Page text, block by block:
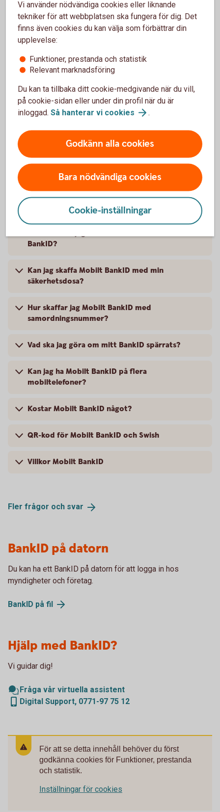
Säkerhet och BankID
Använd aldrig BankID om någon oväntat
kontaktar dig
godkänner
Kontrollera vem eller vilket företag du
Vad är din avsikt – Logga in, signera en
betalning eller ett avtal?
När du betalar eller signerar – kontrollera till
Mobilt BankID – vanliga frågor och
svar
BankID?
Kan jag skaffa Mobilt BankID med min
säkerhetsdosa?
Hur skaffar jag Mobilt BankID med
samordningsnummer?
Vad ska jag göra om mitt BankID spärrats?
Kan jag ha Mobilt BankID på flera
mobiltelefoner?
Kostar Mobilt BankID något?
QR-kod för Mobilt BankID och Swish
Villkor Mobilt BankID
Fler frågor och svar
BankID på datorn
Du kan ha ett BankID på datorn för att logga in hos
myndigheter och företag.
BankID på fil
Hjälp med BankID?
Vi guidar dig!
Fråga vår virtuella assistent
Digital Support, 0771-97 75 12
För att se detta innehåll behöver du först
godkänna cookies för Funktioner, prestanda
och statistik.
Inställningar för cookies
Vi använder nödvändiga cookies eller liknande
tekniker för att webbplatsen ska fungera för dig. Det
finns även cookies du kan välja som förbättrar din
upplevelse:
Funktioner, prestanda och statistik
Relevant marknadsföring
Du kan ta tillbaka ditt cookie-medgivande när du vill,
på cookie-sidan eller under din profil när du är
inloggad. Så hanterar vi cookies .
Godkänn alla cookies
Bara nödvändiga cookies
Cookie-inställningar